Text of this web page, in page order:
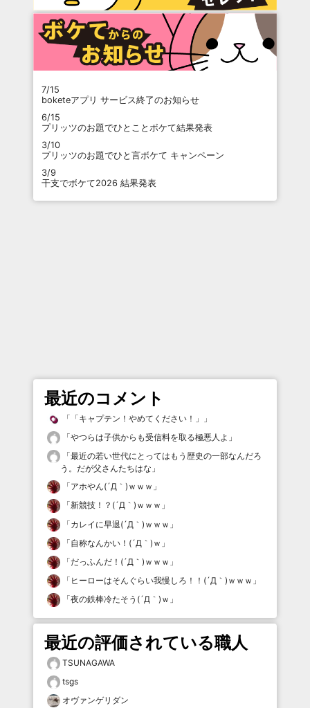
7/15
boketeアプリ サービス終了のお知らせ
6/15
プリッツのお題でひとことボケて結果発表
3/10
プリッツのお題でひと言ボケて キャンペーン
3/9
干支でボケて2026 結果発表
最近のコメント
「 「キャプテン！やめてください！」
」
「やつらは子供からも受信料を取る極悪人よ 」
「最近の若い世代にとってはもう歴史の一部なんだろ
う。だが父さんたちはな 」
「アホやん(´Д｀)ｗｗｗ 」
「新競技！？(´Д｀)ｗｗｗ 」
「カレイに早退(´Д｀)ｗｗｗ 」
「自称なんかい！(´Д｀)ｗ 」
「だっふんだ！(´Д｀)ｗｗｗ 」
「 ヒーローはそんぐらい我慢しろ！！(´Д｀)ｗｗｗ 」
「夜の鉄棒冷たそう(´Д｀)ｗ 」
最近の評価されている職人
TSUNAGAWA
tsgs
オヴァンゲリダン